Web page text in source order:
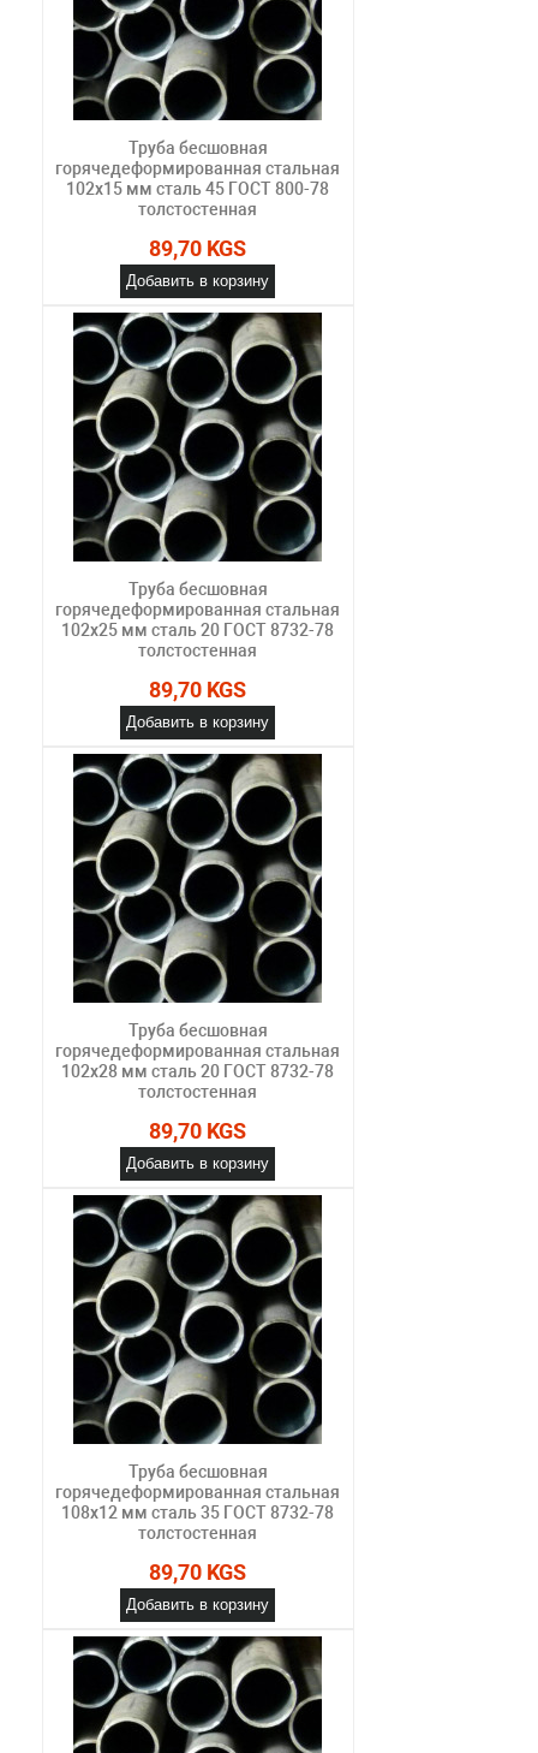
Труба бесшовная
горячедеформированная стальная
102х15 мм сталь 45 ГОСТ 800-78
толстостенная
89,70 KGS
Добавить в корзину
Труба бесшовная
горячедеформированная стальная
102х25 мм сталь 20 ГОСТ 8732-78
толстостенная
89,70 KGS
Добавить в корзину
Труба бесшовная
горячедеформированная стальная
102х28 мм сталь 20 ГОСТ 8732-78
толстостенная
89,70 KGS
Добавить в корзину
Труба бесшовная
горячедеформированная стальная
108х12 мм сталь 35 ГОСТ 8732-78
толстостенная
89,70 KGS
Добавить в корзину